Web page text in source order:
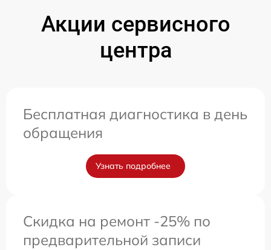
Акции сервисного
центра
Бесплатная диагностика в день
обращения
Узнать подробнее
Скидка на ремонт -25% по
предварительной записи